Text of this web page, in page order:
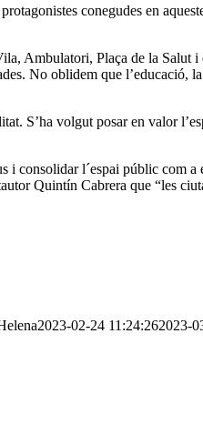
conegudes en
Ambulatori, Plaça de la Salut i
No oblidem que l’educació,
S’ha volgut posar en valor
i consolidar l´espai públic com a
Quintín Cabrera que “les
2023-02-24 11:24:262023-